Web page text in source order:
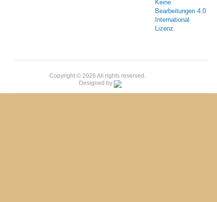
Keine
Bearbeitungen 4.0
International
Lizenz.
Copyright © 2026 All rights reserved.
Designed by